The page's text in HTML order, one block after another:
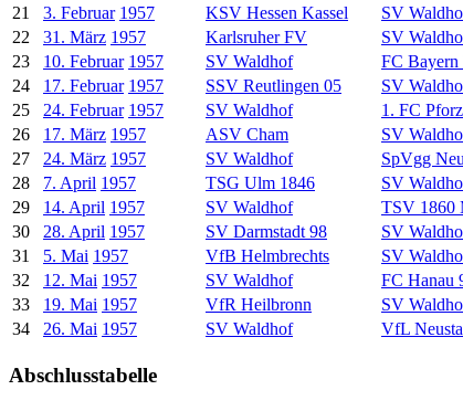
21
3. Februar 1957 KSV Hessen Kassel SV
22
31. März 1957 Karlsruher FV SV
23
10. Februar 1957 SV Waldhof FC
24
17. Februar 1957 SSV Reutlingen 05 SV
25
24. Februar 1957 SV Waldhof 1. FC
26
17. März 1957 ASV Cham SV
27
24. März 1957 SV Waldhof SpVgg
28
7. April 1957 TSG Ulm 1846 SV
29
14. April 1957 SV Waldhof TSV 1860
30
28. April 1957 SV Darmstadt 98 SV
31
5. Mai 1957 VfB Helmbrechts SV
32
12. Mai 1957 SV Waldhof FC Hanau
33
19. Mai 1957 VfR Heilbronn SV
34
26. Mai 1957 SV Waldhof VfL
Abschlusstabelle